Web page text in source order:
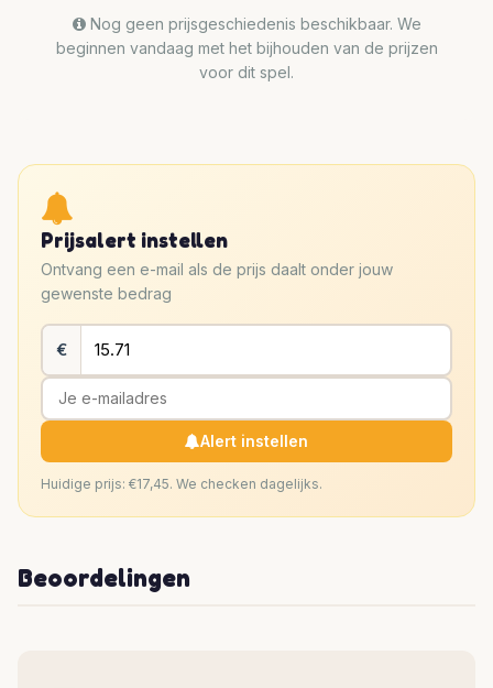
Nog geen prijsgeschiedenis beschikbaar. We
beginnen vandaag met het bijhouden van de prijzen
voor dit spel.
Prijsalert instellen
Ontvang een e-mail als de prijs daalt onder jouw
gewenste bedrag
€
Alert instellen
Huidige prijs: €17,45. We checken dagelijks.
Beoordelingen